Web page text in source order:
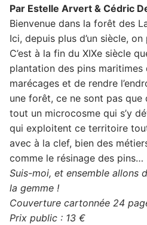
Par Estelle Arvert & Cédric
Bienvenue dans la forêt des
Ici, depuis plus d’un siècle,
C’est à la fin du XIXe siècle
plantation des pins maritimes
marécages et de rendre
une forêt, ce ne sont pas que
tout un microcosme qui s’y
qui exploitent ce territoire
avec à la clef, bien des
comme le résinage des pins…
Suis-moi, et ensemble allons
la gemme !
Couverture cartonnée 24
Prix public : 13 €